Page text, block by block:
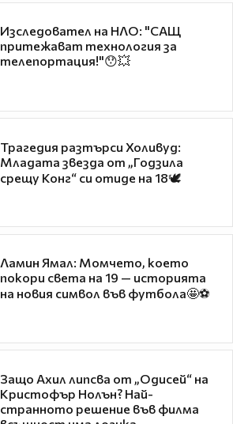
Изследовател на НЛО: "САЩ
притежават технология за
телепортация!"😯💥
Трагедия разтърси Холивуд:
Младата звезда от „Годзила
срещу Конг“ си отиде на 18🕊️
Ламин Ямал: Момчето, което
покори света на 19 — историята
на новия символ във футбола🤩⚽
Защо Ахил липсва от „Одисей“ на
Кристофър Нолън? Най-
странното решение във филма